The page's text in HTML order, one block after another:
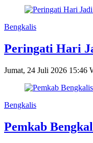
Bengkalis
Peringati Hari
Jumat, 24 Juli 2026 15:46
Bengkalis
Pemkab